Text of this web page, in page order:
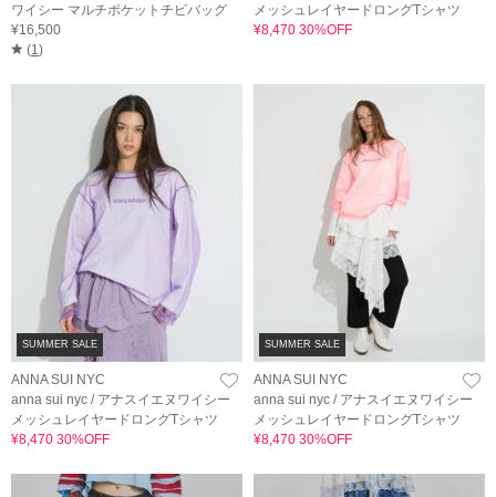
ワイシー マルチポケットチビバッグ
¥16,500
(1)
メッシュレイヤードロングTシャツ
¥8,470 30%OFF
SUMMER SALE
ANNA SUI NYC
anna sui nyc / アナスイエヌワイシー
メッシュレイヤードロングTシャツ
¥8,470 30%OFF
SUMMER SALE
ANNA SUI NYC
anna sui nyc / アナスイエヌワイシー
メッシュレイヤードロングTシャツ
¥8,470 30%OFF